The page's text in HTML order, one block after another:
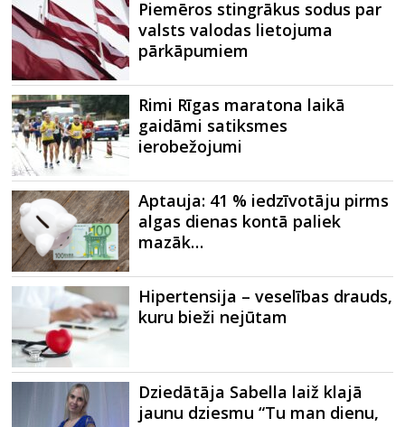
Piemēros stingrākus sodus par
valsts valodas lietojuma
pārkāpumiem
Rimi Rīgas maratona laikā
gaidāmi satiksmes
ierobežojumi
Aptauja: 41 % iedzīvotāju pirms
algas dienas kontā paliek
mazāk…
Hipertensija – veselības drauds,
kuru bieži nejūtam
Dziedātāja Sabella laiž klajā
jaunu dziesmu “Tu man dienu,